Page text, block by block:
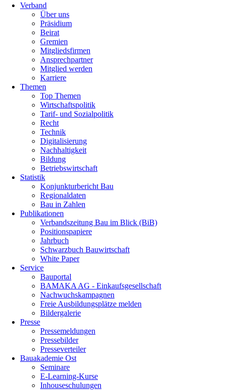
Verband
Über uns
Präsidium
Beirat
Gremien
Mitgliedsfirmen
Ansprechpartner
Mitglied werden
Karriere
Themen
Top Themen
Wirtschaftspolitik
Tarif- und Sozialpolitik
Recht
Technik
Digitalisierung
Nachhaltigkeit
Bildung
Betriebswirtschaft
Statistik
Konjunkturbericht Bau
Regionaldaten
Bau in Zahlen
Publikationen
Verbandszeitung Bau im Blick (BiB)
Positionspapiere
Jahrbuch
Schwarzbuch Bauwirtschaft
White Paper
Service
Bauportal
BAMAKA AG - Einkaufsgesellschaft
Nachwuchskampagnen
Freie Ausbildungsplätze melden
Bildergalerie
Presse
Pressemeldungen
Pressebilder
Presseverteiler
Bauakademie Ost
Seminare
E-Learning-Kurse
Inhouseschulungen